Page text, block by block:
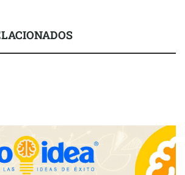
tensionadas abre nuevos frentes
e inquilinos en Cataluña
aftersun, actúa en la recuperación de la piel